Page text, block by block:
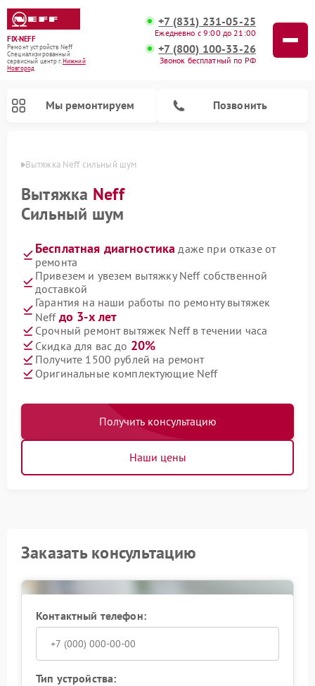
FIX-NEFF
Ремонт устройств Neff
Специализированный
cервисный центр г.Нижний
Новгород
+7 (831) 231-05-25
Ежедневно с 9:00 до 21:00
+7 (800) 100-33-26
Звонок бесплатный по РФ
Мы ремонтируем Позвонить
Вытяжка Neff сильный шум
Вытяжка Neff
Сильный шум
Бесплатная диагностика даже при отказе от
ремонта
Привезем и увезем вытяжку Neff собственной
доставкой
Гарантия на наши работы по ремонту вытяжек
Neff до 3-х лет
Срочный ремонт вытяжек Neff в течении часа
Скидка для вас до 20%
Получите 1500 рублей на ремонт
Оригинальные комплектующие Neff
Получить консультацию
Наши цены
Заказать консультацию
Контактный телефон:
Тип устройства: